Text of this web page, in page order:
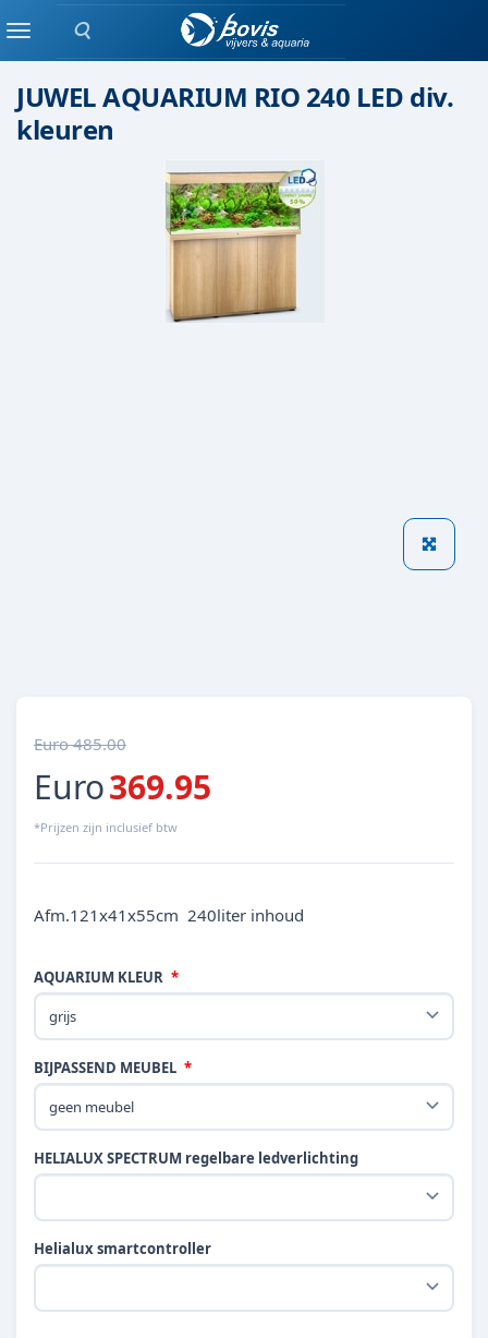
Zoeken
Menu
JUWEL AQUARIUM RIO 240 LED div.
kleuren
Euro 485.00
Euro369.95
*Prijzen zijn inclusief btw
Afm.121x41x55cm 240liter inhoud
AQUARIUM KLEUR
BIJPASSEND MEUBEL
HELIALUX SPECTRUM regelbare ledverlichting
Helialux smartcontroller